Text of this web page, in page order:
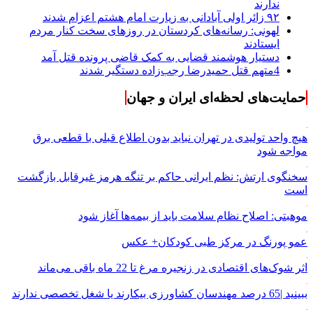
ندارند
۹۲ زائر اولی آبادانی به زیارت امام هشتم اعزام شدند
لهونی: رسانه‌های کردستان در روزهای سخت کنار مردم
ایستادند
دستیار هوشمند قضایی به کمک قاضی پرونده قتل آمد
4متهم قتل حمیدرضا رجب‌زاده دستگیر شدند
حمایت‌های لحظه‌ای ایران و جهان
هیچ واحد تولیدی در تهران نباید بدون اطلاع قبلی با قطعی برق
مواجه شود
سخنگوی ارتش: نظم ایرانی حاکم بر تنگه هرمز غیرقابل بازگشت
است
موهبتی: اصلاح نظام سلامت باید از بیمه‌ها آغاز شود
عمو پورنگ در مرکز طبی کودکان+ عکس
اثر شوک‌های اقتصادی در زنجیره مرغ تا 22 ماه باقی می‌ماند
ببینید |65 درصد مهندسان کشاورزی بیکارند یا شغل تخصصی ندارند